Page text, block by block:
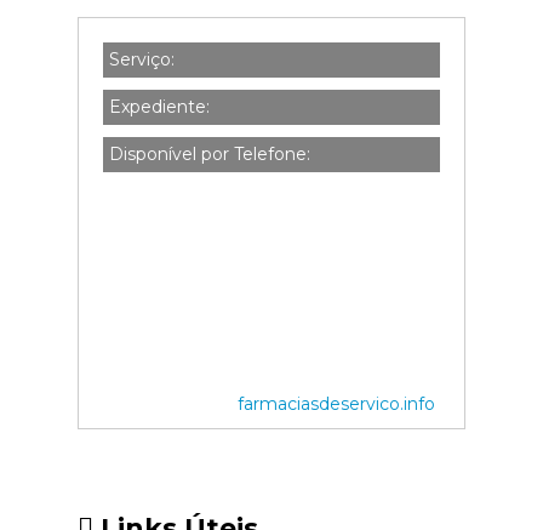
Serviço:
Expediente:
Disponível por Telefone:
farmaciasdeservico.info